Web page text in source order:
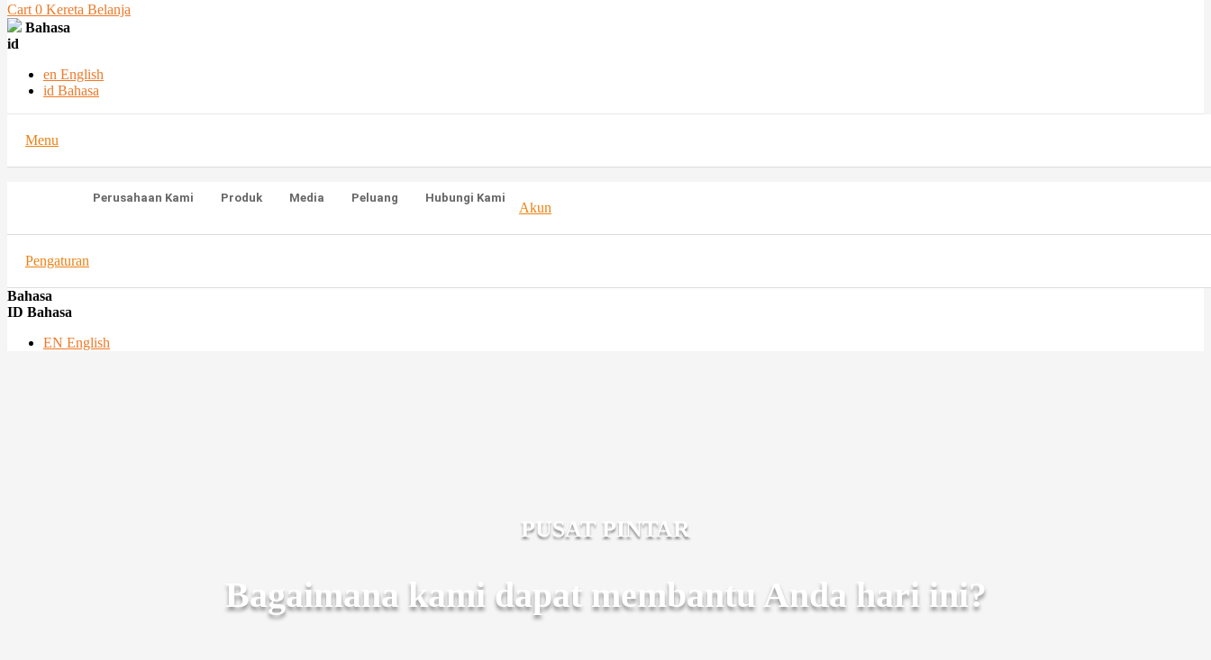
Cart 0 Kereta Belanja
Bahasa
id
en English
id Bahasa
Menu
Perusahaan Kami Produk Media Peluang Hubungi Kami
Akun
Pengaturan
Bahasa
ID Bahasa
EN English
PUSAT PINTAR
Bagaimana kami dapat membantu Anda hari ini?